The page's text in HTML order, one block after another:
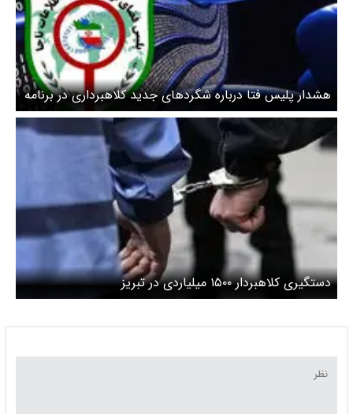
هشدار پلیس فتا درباره شگردهای جدید کلاهبرداری در برنامه
شاد
دستگیری کلاهبردار ۱۵۰۰ میلیاردی در تبریز